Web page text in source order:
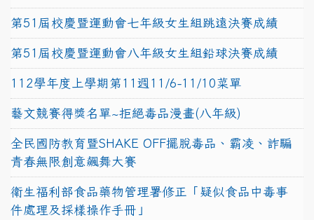
第51屆校慶暨運動會七年級女生組跳遠決賽成績
第51屆校慶暨運動會八年級女生組鉛球決賽成績
112學年度上學期第11週11/6-11/10菜單
藝文競賽得獎名單~拒絕毒品漫畫(八年級)
全民國防教育暨SHAKE OFF擺脫毒品、霸凌、詐騙
青春無限創意飆舞大賽
衛生福利部食品藥物管理署修正「疑似食品中毒事
件處理及採樣操作手冊」